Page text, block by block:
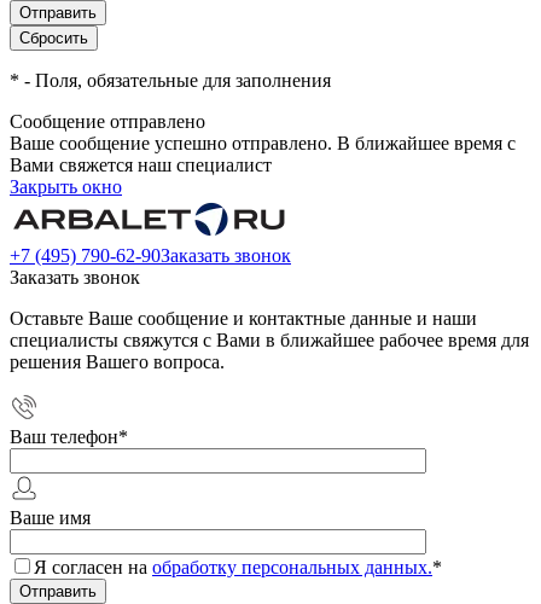
* - Поля, обязательные для заполнения
Сообщение отправлено
Ваше сообщение успешно отправлено. В ближайшее время с
Вами свяжется наш специалист
Закрыть окно
+7 (495) 790-62-90Заказать звонок
Заказать звонок
Оставьте Ваше сообщение и контактные данные и наши
специалисты свяжутся с Вами в ближайшее рабочее время для
решения Вашего вопроса.
Ваш телефон*
Ваше имя
Я согласен на обработку персональных данных.*